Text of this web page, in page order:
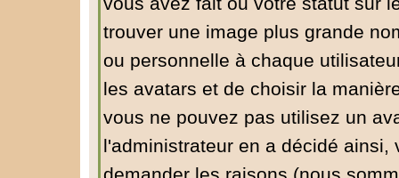
trouver une image plus grande
ou personnelle à chaque
les avatars et de choisir la
vous ne pouvez pas utilisez un
l'administrateur en a décidé